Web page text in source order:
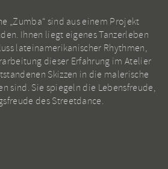
„Zumba“ sind aus einem Projekt
Ihnen liegt eigenes Tanzerleben
lateinamerikanischer Rhythmen,
dieser Erfahrung im Atelier
Skizzen in die malerische
sind. Sie spiegeln die Lebensfreude,
des Streetdance.